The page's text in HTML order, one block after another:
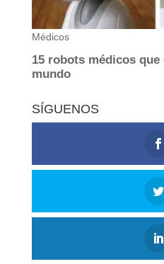
SÍGUENOS